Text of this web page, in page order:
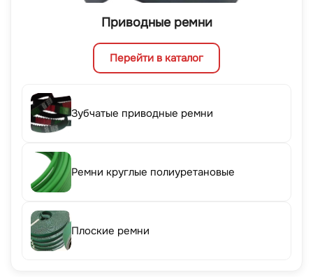
Приводные ремни
Перейти в каталог
Зубчатые приводные ремни
Ремни круглые полиуретановые
Плоские ремни